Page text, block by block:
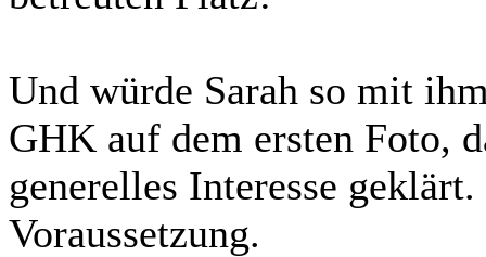
Und würde Sarah so mit
GHK auf dem ersten Foto,
generelles Interesse
Voraussetzung.